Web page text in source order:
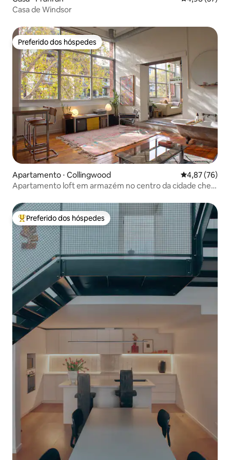
Casa de Windsor
Preferido dos hóspedes
Preferido dos hóspedes
Apartamento ⋅ Collingwood 4,87 de uma
4,87 (76)
Apartamento loft em armazém no centro da cidade cheio
Entre os melhores preferidos dos hóspedes
Preferido dos hóspedes